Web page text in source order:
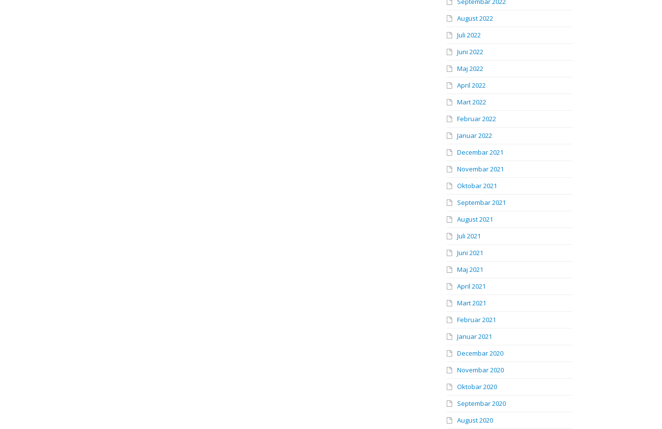
August 2022
Juli 2022
Juni 2022
Maj 2022
April 2022
Mart 2022
Februar 2022
Januar 2022
Decembar 2021
Novembar 2021
Oktobar 2021
Septembar 2021
August 2021
Juli 2021
Juni 2021
Maj 2021
April 2021
Mart 2021
Februar 2021
Januar 2021
Decembar 2020
Novembar 2020
Oktobar 2020
Septembar 2020
August 2020